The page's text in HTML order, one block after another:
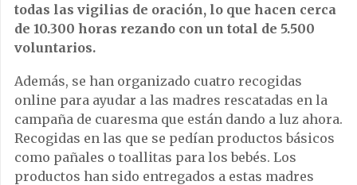
todas las vigilias de oración, lo que hacen cerca
de 10.300 horas rezando con un total de 5.500
voluntarios.
Además, se han organizado cuatro recogidas
online para ayudar a las madres rescatadas en la
campaña de cuaresma que están dando a luz ahora.
Recogidas en las que se pedían productos básicos
como pañales o toallitas para los bebés. Los
productos han sido entregados a estas madres